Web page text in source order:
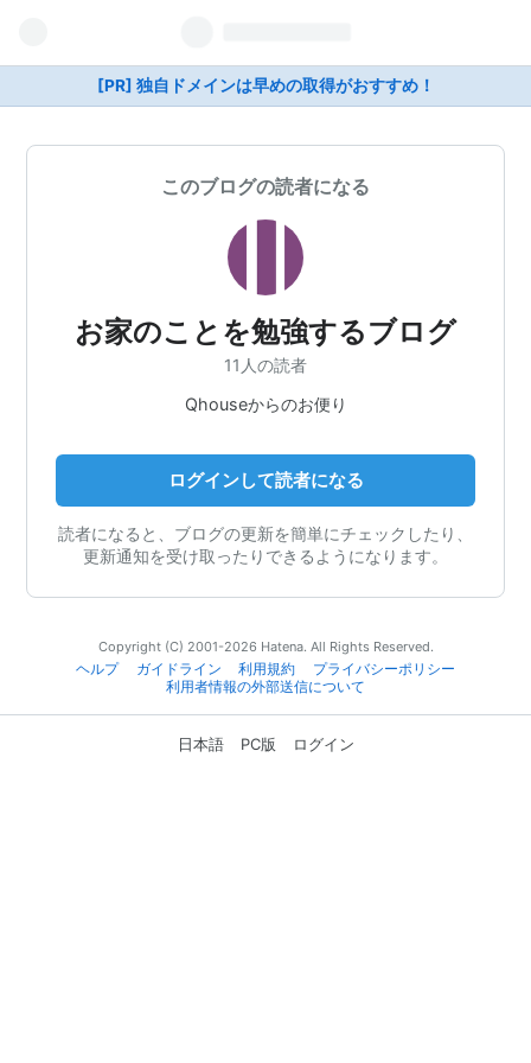
[PR] 独自ドメインは早めの取得がおすすめ！
このブログの読者になる
お家のことを勉強するブログ
11人の読者
Qhouseからのお便り
ログインして読者になる
読者になると、ブログの更新を簡単にチェックしたり、
更新通知を受け取ったりできるようになります。
Copyright (C) 2001-2026 Hatena. All Rights Reserved.
ヘルプ
ガイドライン 利用規約
プライバシーポリシー
利用者情報の外部送信について
日本語 PC版 ログイン